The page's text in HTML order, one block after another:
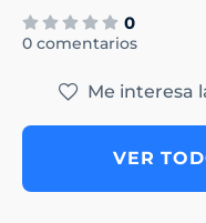
0
0 comentarios
Me interesa
VER